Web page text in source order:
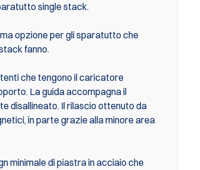
single stack.
opzione per gli sparatutto che
fanno.
che tengono il caricatore
La guida accompagna il
disallineato. Il rilascio ottenuto da
in parte grazie alla minore area
minimale di piastra in acciaio che